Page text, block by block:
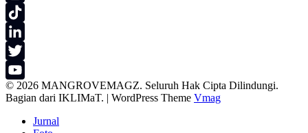
Instagram
TikTok
LinkedIn
Twitter
YouTube
© 2026 MANGROVEMAGZ. Seluruh Hak Cipta Dilindungi.
Bagian dari IKLIMaT. | WordPress Theme Vmag
Jurnal